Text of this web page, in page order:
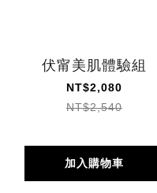
伏甯美肌體驗組
NT$2,080
NT$2,540
加入購物車